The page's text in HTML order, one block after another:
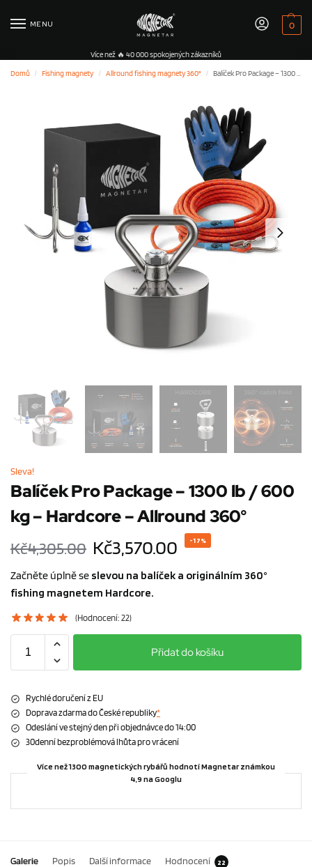
MENU 0
Více než 🔥 40 000 spokojených zákazníků
Domů
/ Fishing magnety / Allround fishing magnety 360° / Balíček Pro Package – 1300 lb / 600 kg – Hardcore – Allround 360°
Sleva!
Balíček Pro Package – 1300 lb / 600
kg – Hardcore – Allround 360°
Kč4,305.00 Kč3,570.00 -17%
Začněte úplně se slevou na balíček a originálním 360°
fishing magnetem Hardcore.
(Hodnocení:22)
Přidat do košíku
Rychlé doručení z EU
Doprava zdarma do České republiky*
Odeslání ve stejný den při objednávce do 14:00
30denní bezproblémová lhůta pro vrácení
Více než 1300 magnetických rybářů hodnotí Magnetar známkou
4,9 na Googlu
Galerie Popis Další informace Hodnocení 22